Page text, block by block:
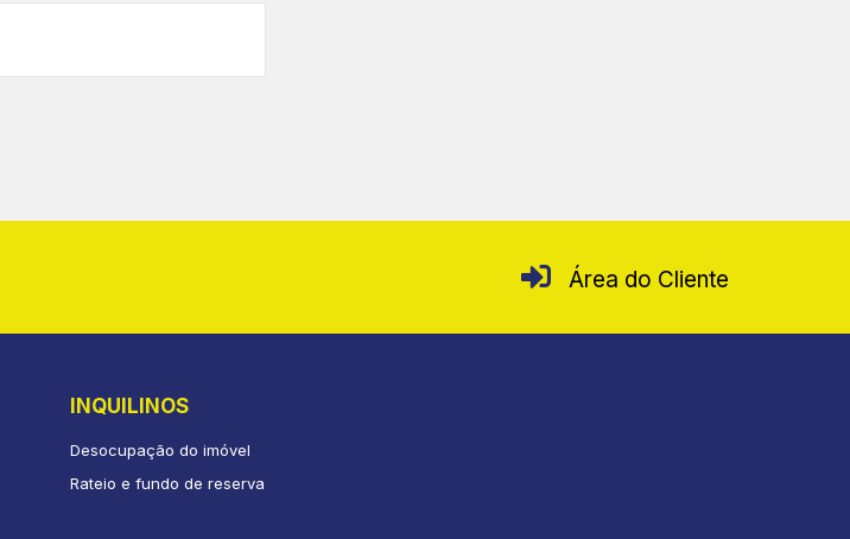
Área do Cliente
INQUILINOS
Desocupação do imóvel
Rateio e fundo de reserva